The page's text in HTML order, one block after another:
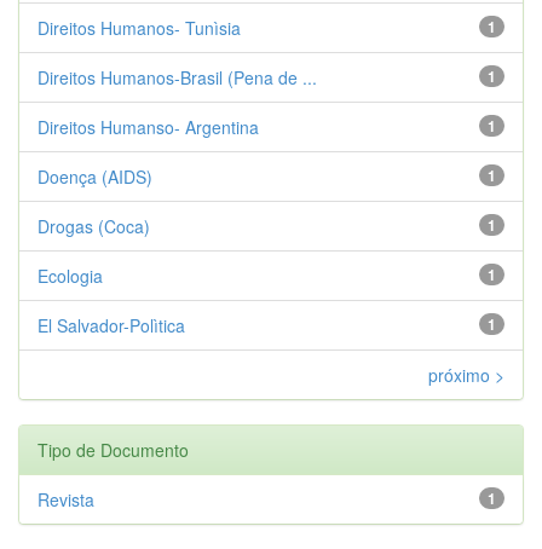
1
Direitos Humanos- Tunìsia
1
Direitos Humanos-Brasil (Pena de ...
1
Direitos Humanso- Argentina
1
Doença (AIDS)
1
Drogas (Coca)
1
Ecologia
1
El Salvador-Polìtica
próximo >
Tipo de Documento
1
Revista